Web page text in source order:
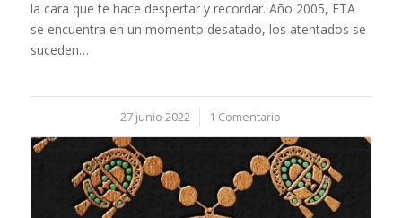
la cara que te hace despertar y recordar. Año 2005, ETA
se encuentra en un momento desatado, los atentados se
suceden…
27 junio 2022
/ 1 Comentario